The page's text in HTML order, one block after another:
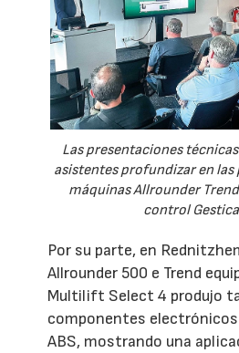
Las presentaciones
asistentes profundizar en las
máquinas Allrounder
control
Por su parte, en
Allrounder 500 e Trend
Multilift Select 4 produjo
componentes
ABS, mostrando una